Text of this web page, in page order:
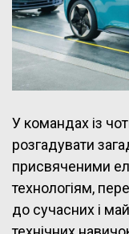
У командах із
розгадувати
присвяченими
технологіям,
до сучасних і